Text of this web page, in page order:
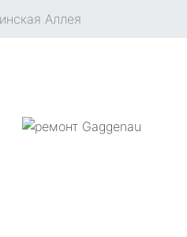
Аллея